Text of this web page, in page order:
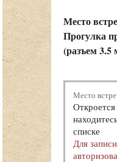
Место
Прогулка
(разъем 3.5
Место
списке
Для